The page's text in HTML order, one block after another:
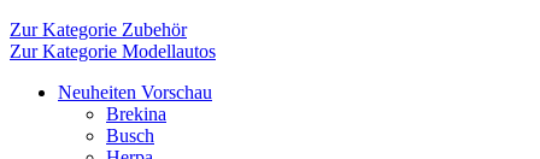
Zur Kategorie Zubehör
Zur Kategorie Modellautos
Neuheiten Vorschau
Brekina
Busch